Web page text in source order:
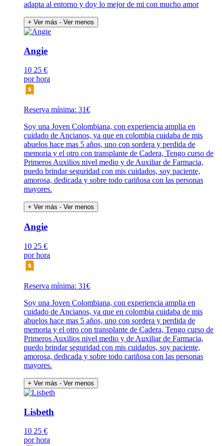
adapta al entorno y doy lo mejor de mi con mucho amor
+ Ver más - Ver menos
Angie
10 25 €
por hora
Reserva mínima: 31€
Soy una Joven Colombiana, con experiencia amplia en
cuidado de Ancianos, ya que en colombia cuidaba de mis
abuelos hace mas 5 años, uno con sordera y perdida de
memoria y el otro con transplante de Cadera, Tengo curso de
Primeros Auxilios nivel medio y de Auxiliar de Farmacia,
puedo brindar seguridad con mis cuidados, soy paciente,
amorosa, dedicada y sobre todo cariñosa con las personas
mayores.
+ Ver más - Ver menos
Angie
10 25 €
por hora
Reserva mínima: 31€
Soy una Joven Colombiana, con experiencia amplia en
cuidado de Ancianos, ya que en colombia cuidaba de mis
abuelos hace mas 5 años, uno con sordera y perdida de
memoria y el otro con transplante de Cadera, Tengo curso de
Primeros Auxilios nivel medio y de Auxiliar de Farmacia,
puedo brindar seguridad con mis cuidados, soy paciente,
amorosa, dedicada y sobre todo cariñosa con las personas
mayores.
+ Ver más - Ver menos
Lisbeth
10 25 €
por hora